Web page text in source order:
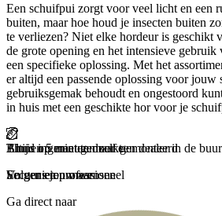
Een schuifpui zorgt voor veel licht en een
buiten, maar hoe houd je insecten buiten
te verliezen? Niet elke hordeur is geschikt
de grote opening en het intensieve
een specifieke oplossing. Met het
er altijd een passende oplossing voor jouw
gebruiksgemak behoudt en ongestoord
in huis met een geschikte hor voor je
Binnen 5 minuten zelf gemonteerd
En genieten maar
Thuis ingemeten door een dealer in de
Secuur en professioneel
Altijd op maat gemaakt
Volgens jouw wensen
Snel geleverd
Zorgeloos en snel
Ga direct naar